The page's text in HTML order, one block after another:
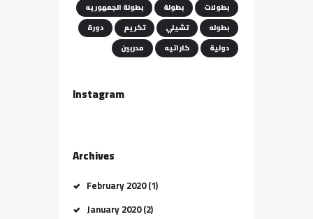
بطولات
بطولة
بطولة الجمهوريه
بطوله
تشيلي تكريم
دورة
دولية
كاراتيه مدربين
Instagram
Archives
February 2020(1)
January 2020(2)